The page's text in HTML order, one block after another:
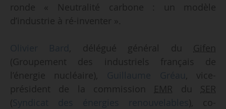
ronde « Neutralité carbone : un modèle
d’industrie à ré-inventer ».
, délégué général du Gifen
(Groupement des industriels français de
l’énergie nucléaire),
, vice-
président de la commission EMR du SER
(
), co-